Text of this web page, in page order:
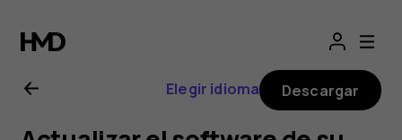
Manual
del
usuario
Elegir idioma Descargar